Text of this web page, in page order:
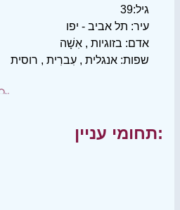
גיל:39
עיר: תל אביב - יפו
אדם: בזוגיות , אִשָׁה
שפות: אנגלית , עִברִית , רוסית
תחומי עניין: